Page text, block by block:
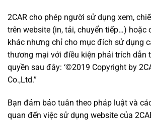
2CAR cho phép người sử dụng xem,
trên website (in, tải, chuyển tiếp…) hoặc
khác nhưng chỉ cho mục đích sử dụng
thương mại với điều kiện phải trích dẫn
quyền sau đây: ‘©2019 Copyright by
Co.,Ltd.”
Bạn đảm bảo tuân theo pháp luật và
quan đến việc sử dụng website của